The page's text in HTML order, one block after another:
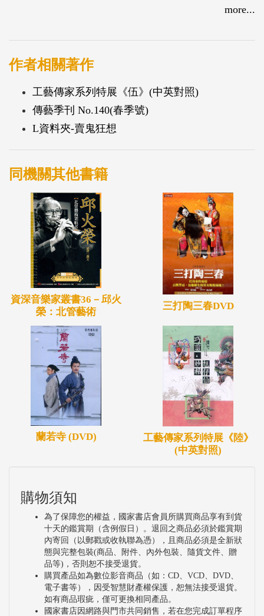
的工藝世家既是師徒又是親人的親密聯結，與世代綿
血脈。 如第一檔展出自第一代演師張壯肇始，歷張
旺、張川、張叫、張德成與張榑國、張智絢七代人的
戲團； 在鹿港古鎮世代戮力於木雕技藝的李松林、
李秉圭父子； 已家傳四代的瑞興錫舖李漢卿及李政
豪、李政忠父子； 於新埔世代經營糊紙業的劉興
星、劉保志父子； 在全臺各地祠宇留下許精美畫作
的府城畫師陳玉峰、陳壽彝父子； 以「阿森頭」及
曾參與三峽祖師廟重建打石工程的施天福、施弘毅父
子； 鹿港吳敦厚與吳榮鑾、吳榮昌、吳怡德父子的
燈籠製作； 與府城光彩繡莊林玉泉家族。 冀望透過
這九個工藝家族的故事與細膩手路，讓民眾從中見證
到濃到化不開的親情，以及技藝承先啟後的深刻感
念，進而觸引更多感動，讓我們珍視所有、把握當
下，共同為文化的永續薪傳與創發恪盡一份心力。
more...
作者相關著作
工藝傳家系列特展《伍》(中英對照)
傳藝季刊 No.140(春季號)
L資料夾-賣鬼狂想
同機關其他書籍
資深音樂家叢書36－邱火
榮：北管藝術
三打陶三春DVD
蘭若寺 (DVD)
工藝傳家系列特展《陸》
(中英對照)
購物須知
為了保障您的權益，國家書店會員所購買商品享有到貨
十天的鑑賞期（含例假日）。退回之商品必須於鑑賞期
內寄回（以郵戳或收執聯為憑），且商品必須是全新狀
態與完整包裝(商品、附件、內外包裝、隨貨文件、贈
品等)，否則恕不接受退貨。
購買產品如為數位影音商品（如：CD、VCD、DVD、
電子書等），因受智慧財產權保護，恕無法接受退貨。
如有商品瑕疵，僅可更換相同產品。
國家書店因網路與門市共同銷售，若在您完成訂單程序